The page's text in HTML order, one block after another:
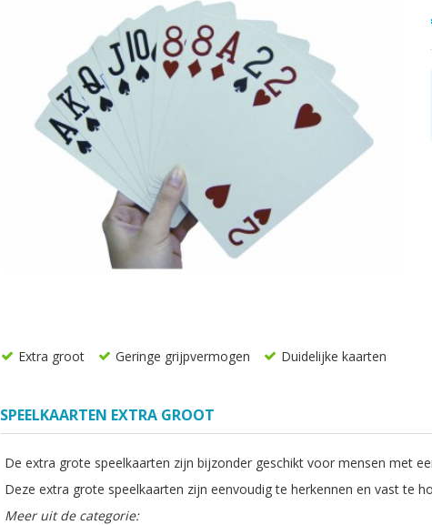
Extra groot Geringe grijpvermogen Duidelijke kaarten
SPEELKAARTEN EXTRA GROOT
De extra grote speelkaarten zijn bijzonder geschikt voor mensen met
Deze extra grote speelkaarten zijn eenvoudig te herkennen en vast te
Meer uit de categorie: